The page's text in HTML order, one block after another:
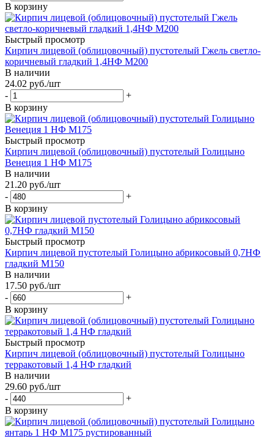
В корзину
Быстрый просмотр
Кирпич лицевой (облицовочный) пустотелый Гжель светло-
коричневый гладкий 1,4НФ М200
В наличии
24.02 руб./шт
-
+
В корзину
Быстрый просмотр
Кирпич лицевой (облицовочный) пустотелый Голицыно
Венеция 1 НФ М175
В наличии
21.20 руб./шт
-
+
В корзину
Быстрый просмотр
Кирпич лицевой пустотелый Голицыно абрикосовый 0,7НФ
гладкий М150
В наличии
17.50 руб./шт
-
+
В корзину
Быстрый просмотр
Кирпич лицевой (облицовочный) пустотелый Голицыно
терракотовый 1,4 НФ гладкий
В наличии
29.60 руб./шт
-
+
В корзину